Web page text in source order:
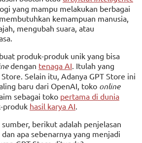
yang mampu melakukan berbagai
kemampuan manusia,
mengubah suara, atau
produk-produk unik yang bisa
dengan tenaga AI . Itulah yang
Selain itu, Adanya GPT Store ini
baru dari OpenAI, toko online
sebagai toko pertama di dunia
produk hasil karya AI
berikut adalah penjelasan
apa sebenarnya yang menjadi